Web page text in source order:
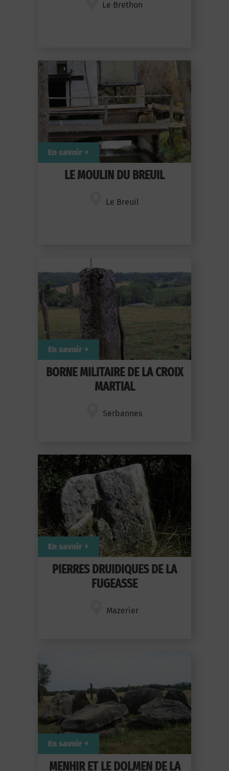
Le Brethon
LE MOULIN DU BREUIL
Le Breuil
En savoir +
BORNE MILITAIRE DE LA CROIX
MARTIAL
Serbannes
En savoir +
PIERRES DRUIDIQUES DE LA
FUGEASSE
Mazerier
En savoir +
MENHIR ET LE DOLMEN DE LA
En savoir +